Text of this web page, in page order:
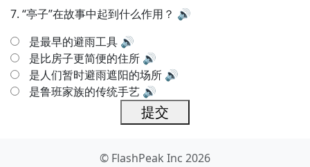
7. “亭子”在故事中起到什么作用？ 🔊
是最早的避雨工具 🔊
是比房子更简便的住所 🔊
是人们暂时避雨遮阳的场所 🔊
是鲁班家族的传统手艺 🔊
提交
© FlashPeak Inc 2026